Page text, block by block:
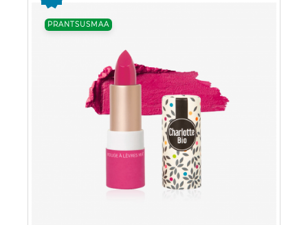
PRANTSUSMAA